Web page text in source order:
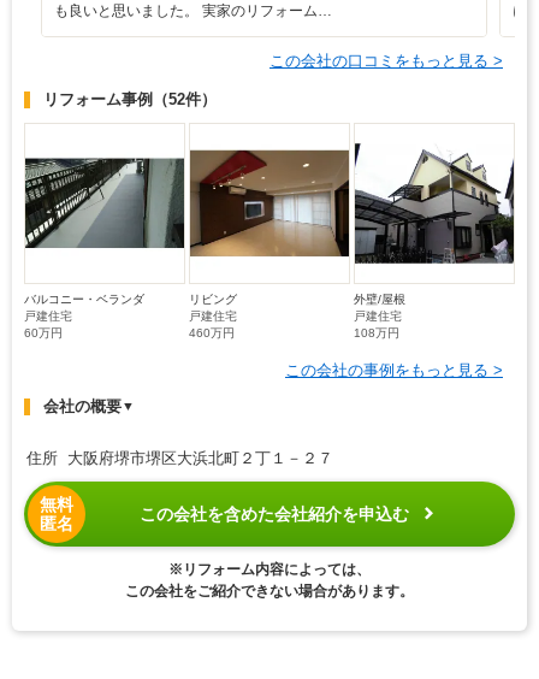
も良いと思いました。 実家のリフォーム…
に
この会社の口コミをもっと見る >
リフォーム事例 （52件）
バルコニー・ベランダ
戸建住宅
60万円
リビング
戸建住宅
460万円
外壁/屋根
戸建住宅
108万円
この会社の事例をもっと見る >
会社の概要▼
住所 大阪府堺市堺区大浜北町２丁１－２７
無料
匿名
この会社を含めた会社紹介を申込む
※リフォーム内容によっては、
この会社をご紹介できない場合があります。